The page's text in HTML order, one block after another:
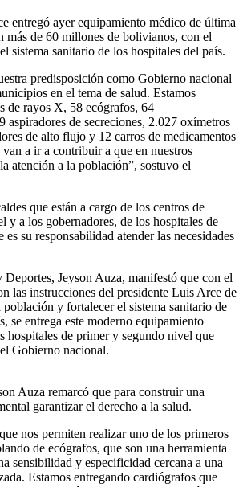
entregó ayer equipamiento médico de última
más de 60 millones de bolivianos, con el
sistema sanitario de los hospitales del país.
predisposición como Gobierno nacional
en el tema de salud. Estamos
de rayos X, 58 ecógrafos, 64
aspiradores de secreciones, 2.027 oxímetros
de alto flujo y 12 carros de medicamentos
van a ir a contribuir a que en nuestros
atención a la población”, sostuvo el
que están a cargo de los centros de
y a los gobernadores, de los hospitales de
su responsabilidad atender las necesidades
Jeyson Auza, manifestó que con el
las instrucciones del presidente Luis Arce de
y fortalecer el sistema sanitario de
se entrega este moderno equipamiento
hospitales de primer y segundo nivel que
Gobierno nacional.
Auza remarcó que para construir una
garantizar el derecho a la salud.
nos permiten realizar uno de los primeros
de ecógrafos, que son una herramienta
sensibilidad y especificidad cercana a una
Estamos entregando cardiógrafos que